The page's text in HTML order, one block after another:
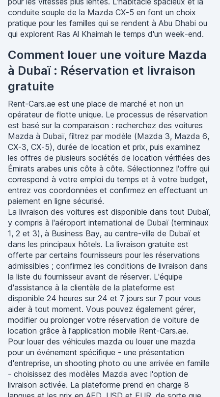
conduite souple de la Mazda CX-5 en font un choix
pratique pour les familles qui se rendent à Abu Dhabi ou
qui explorent Ras Al Khaimah le temps d'un week-end.
Comment louer une voiture Mazda
à Dubaï : Réservation et livraison
gratuite
Rent-Cars.ae est une place de marché et non un
opérateur de flotte unique. Le processus de réservation
est basé sur la comparaison : recherchez des voitures
Mazda à Dubaï, filtrez par modèle (Mazda 3, Mazda 6,
CX-3, CX-5), durée de location et prix, puis examinez
les offres de plusieurs sociétés de location vérifiées des
Émirats arabes unis côte à côte. Sélectionnez l'offre qui
correspond à votre emploi du temps et à votre budget,
entrez vos coordonnées et confirmez en effectuant un
paiement en ligne sécurisé.
La livraison des voitures est disponible dans tout Dubaï,
y compris à l'aéroport international de Dubaï (terminaux
1, 2 et 3), à Business Bay, au centre-ville de Dubaï et
dans les principaux hôtels. La livraison gratuite est
offerte par certains fournisseurs pour les réservations
admissibles ; confirmez les conditions de livraison dans
la liste du fournisseur avant de réserver. L'équipe
d'assistance à la clientèle de la plateforme est
disponible 24 heures sur 24 et 7 jours sur 7 pour vous
aider à tout moment. Vous pouvez également gérer,
modifier ou prolonger votre réservation de voiture de
location grâce à l'application mobile Rent-Cars.ae.
Pour louer des véhicules mazda ou louer une mazda
pour un événement spécifique - une présentation
d'entreprise, un shooting photo ou une arrivée en famille
- choisissez des modèles Mazda avec l'option de
livraison activée. La plateforme prend en charge 8